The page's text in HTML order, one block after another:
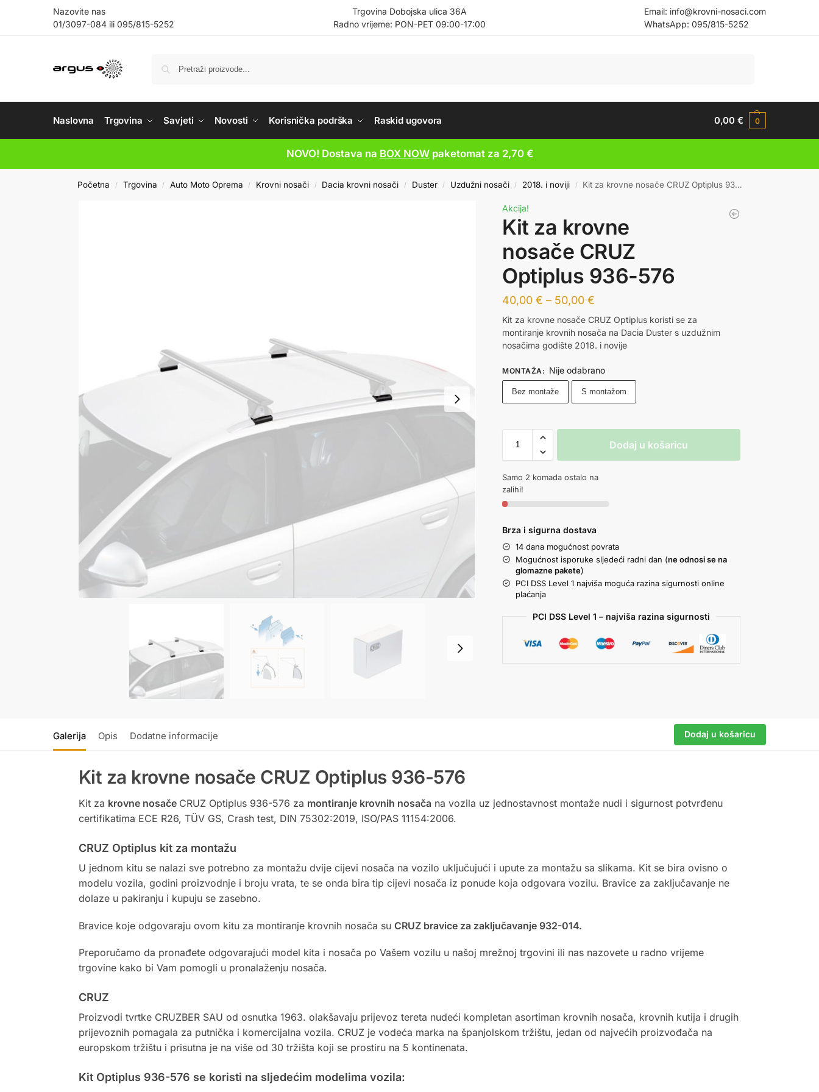
Nazovite nas
01/3097-084 ili 095/815-5252
Trgovina Dobojska ulica 36A
Radno vrijeme: PON-PET 09:00-17:00
Email: info@krovni-nosaci.com
WhatsApp: 095/815-5252
Naslovna Trgovina Savjeti Novosti Korisnička podrška Raskid ugovora 0,00€ 0
NOVO! Dostava na BOX NOWpaketomat za 2,70 €
Početna / Trgovina / Auto Moto Oprema / Krovni nosači / Dacia krovni nosači / Duster / Uzdužni nosači / 2018. i noviji / Kit za krovne nosače CRUZ Optiplus 936-576
Akcija!
Kit za krovne
nosače CRUZ
Optiplus 936-576
40,00€ – 50,00€
Kit za krovne nosače CRUZ Optiplus koristi se za
montiranje krovnih nosača na Dacia Duster s uzdužnim
nosačima godište 2018. i novije
MONTAŽA : Nije odabrano
Bez montaže S montažom
Dodaj u košaricu
Samo 2 komada ostalo na
zalihi!
Brza i sigurna dostava
14 dana mogućnost povrata
Mogućnost isporuke sljedeći radni dan (ne odnosi se na
glomazne pakete)
PCI DSS Level 1 najviša moguća razina sigurnosti online
plaćanja
PCI DSS Level 1 – najviša razina sigurnosti
Galerija Opis Dodatne informacije Dodaj u košaricu
Kit za krovne nosače CRUZ Optiplus 936-576
Kit za krovne nosače CRUZ Optiplus 936-576 za montiranje krovnih nosača na vozila uz jednostavnost montaže nudi i sigurnost potvrđenu
certifikatima ECE R26, TÜV GS, Crash test, DIN 75302:2019, ISO/PAS 11154:2006.
CRUZ Optiplus kit za montažu
U jednom kitu se nalazi sve potrebno za montažu dvije cijevi nosača na vozilo uključujući i upute za montažu sa slikama. Kit se bira ovisno o
modelu vozila, godini proizvodnje i broju vrata, te se onda bira tip cijevi nosača iz ponude koja odgovara vozilu. Bravice za zaključavanje ne
dolaze u pakiranju i kupuju se zasebno.
Bravice koje odgovaraju ovom kitu za montiranje krovnih nosača su CRUZ bravice za zaključavanje 932-014.
Preporučamo da pronađete odgovarajući model kita i nosača po Vašem vozilu u našoj mrežnoj trgovini ili nas nazovete u radno vrijeme
trgovine kako bi Vam pomogli u pronalaženju nosača.
CRUZ
Proizvodi tvrtke CRUZBER SAU od osnutka 1963. olakšavaju prijevoz tereta nudeći kompletan asortiman krovnih nosača, krovnih kutija i drugih
prijevoznih pomagala za putnička i komercijalna vozila. CRUZ je vodeća marka na španjolskom tržištu, jedan od najvećih proizvođača na
europskom tržištu i prisutna je na više od 30 tržišta koji se prostiru na 5 kontinenata.
Kit Optiplus 936-576 se koristi na sljedećim modelima vozila: